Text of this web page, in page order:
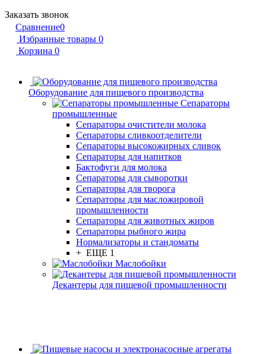
Заказать звонок
Сравнение0
Избранные товары 0
Корзина 0
Оборудование для пищевого производства
Сепараторы
промышленные
Сепараторы очистители молока
Сепараторы сливкоотделители
Сепараторы высокожирных сливок
Сепараторы для напитков
Бактофуги для молока
Сепараторы для сыворотки
Сепараторы для творога
Сепараторы для масложировой
промышленности
Сепараторы для животных жиров
Сепараторы рыбного жира
Нормализаторы и стандоматы
+ ЕЩЕ 1
Маслобойки
Декантеры для пищевой промышленности